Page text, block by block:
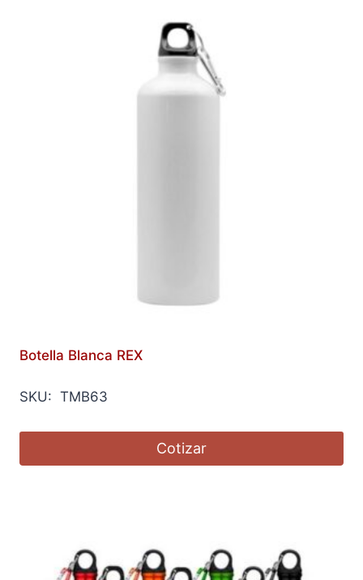
Botella Blanca REX
SKU: TMB63
Cotizar